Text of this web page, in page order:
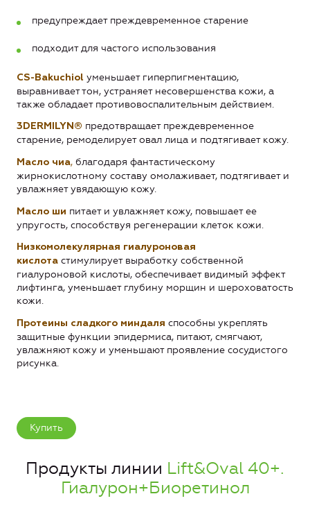
предупреждает преждевременное старение
подходит для частого использования
CS-Bakuchiol уменьшает гиперпигментацию,
выравнивает тон, устраняет несовершенства кожи, а
также обладает противовоспалительным действием.
3DERMILYN® предотвращает преждевременное
старение, ремоделирует овал лица и подтягивает кожу.
Масло чиа, благодаря фантастическому
жирнокислотному составу омолаживает, подтягивает и
увлажняет увядающую кожу.
Масло ши питает и увлажняет кожу, повышает ее
упругость, способствуя регенерации клеток кожи.
Низкомолекулярная гиалуроновая
кислота стимулирует выработку собственной
гиалуроновой кислоты, обеспечивает видимый эффект
лифтинга, уменьшает глубину морщин и шероховатость
кожи.
Протеины сладкого миндаля способны укреплять
защитные функции эпидермиса, питают, смягчают,
увлажняют кожу и уменьшают проявление сосудистого
рисунка.
Купить
Продукты линии Lift&Oval 40+.
Гиалурон+Биоретинол